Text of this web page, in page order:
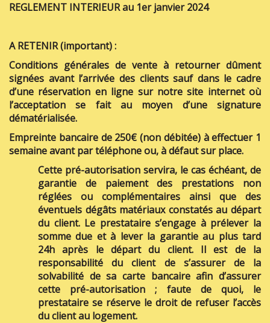
REGLEMENT INTERIEUR au 1er janvier 2024
A RETENIR (important) :
Conditions générales de vente à retourner dûment
signées avant l’arrivée des clients sauf dans le cadre
d’une réservation en ligne sur notre site internet où
l’acceptation se fait au moyen d’une signature
dématérialisée.
Empreinte bancaire de 250€ (non débitée) à effectuer 1
semaine avant par téléphone ou, à défaut sur place.
Cette pré-autorisation servira, le cas échéant, de
garantie de paiement des prestations non
réglées ou complémentaires ainsi que des
éventuels dégâts matériaux constatés au départ
du client. Le prestataire s’engage à prélever la
somme due et à lever la garantie au plus tard
24h après le départ du client. Il est de la
responsabilité du client de s’assurer de la
solvabilité de sa carte bancaire afin d’assurer
cette pré-autorisation ; faute de quoi, le
prestataire se réserve le droit de refuser l’accès
du client au logement.